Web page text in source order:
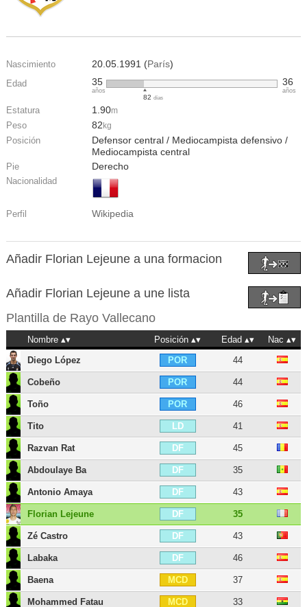
Nascimiento 20.05.1991 (París)
Edad 35
años
82días
36
años
Estatura 1.90m
Peso 82 kg
Posición
Defensor central / Mediocampista defensivo /
Mediocampista central
Pie Derecho
Nacionalidad
Perfil Wikipedia
Añadir Florian Lejeune a una formacion
Añadir Florian Lejeune a une lista
Plantilla de Rayo Vallecano
Nombre Posición Edad
Nac
Diego López
POR 44
Cobeño POR 44
Toño POR 46
Tito LD 41
Razvan Rat DF 45
Abdoulaye Ba DF 35
Antonio Amaya DF 43
Florian Lejeune DF 35
Zé Castro DF 43
Labaka DF 46
Baena MCD 37
Mohammed Fatau MCD 33